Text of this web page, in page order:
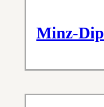
Minz-Dip